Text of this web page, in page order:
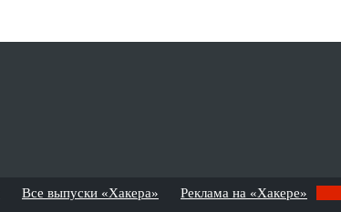
Все выпуски «Хакера» Реклама на «Хакере»